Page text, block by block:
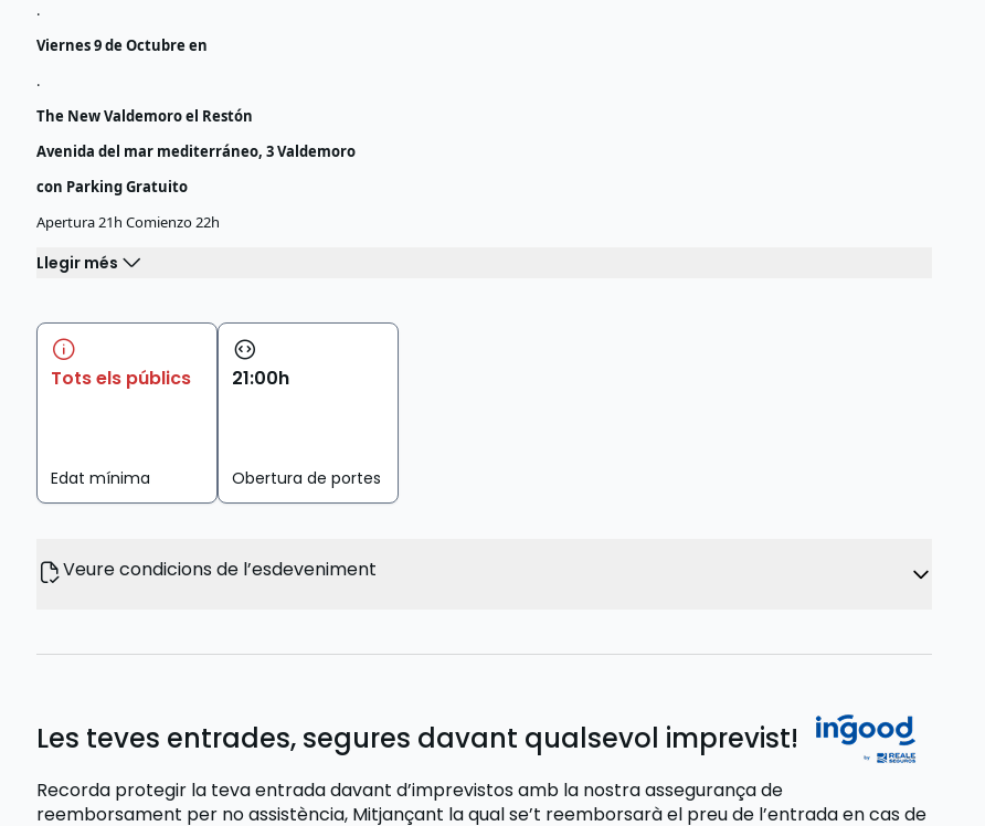
.
Viernes 9 de Octubre en
.
The New Valdemoro el Restón
Avenida del mar mediterráneo, 3 Valdemoro
con Parking Gratuito
Apertura 21h Comienzo 22h
Llegir més
Tots els públics
Edat mínima
21:00h
Obertura de portes
Veure condicions de l’esdeveniment
Les teves entrades, segures davant qualsevol imprevist!
Recorda protegir la teva entrada davant d’imprevistos amb la nostra assegurança de
reemborsament per no assistència, Mitjançant la qual se’t reemborsarà el preu de l’entradaen cas de